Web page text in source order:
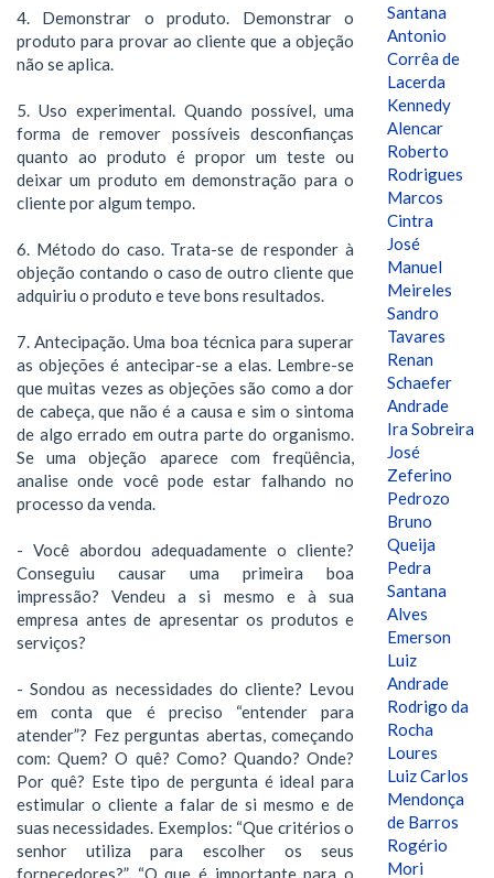
4. Demonstrar o produto. Demonstrar o
produto para provar ao cliente que a objeção
não se aplica.
5. Uso experimental. Quando possível, uma
forma de remover possíveis desconfianças
quanto ao produto é propor um teste ou
deixar um produto em demonstração para o
cliente por algum tempo.
6. Método do caso. Trata-se de responder à
objeção contando o caso de outro cliente que
adquiriu o produto e teve bons resultados.
7. Antecipação. Uma boa técnica para superar
as objeções é antecipar-se a elas. Lembre-se
que muitas vezes as objeções são como a dor
de cabeça, que não é a causa e sim o sintoma
de algo errado em outra parte do organismo.
Se uma objeção aparece com freqüência,
analise onde você pode estar falhando no
processo da venda.
- Você abordou adequadamente o cliente?
Conseguiu causar uma primeira boa
impressão? Vendeu a si mesmo e à sua
empresa antes de apresentar os produtos e
serviços?
- Sondou as necessidades do cliente? Levou
em conta que é preciso “entender para
atender”? Fez perguntas abertas, começando
com: Quem? O quê? Como? Quando? Onde?
Por quê? Este tipo de pergunta é ideal para
estimular o cliente a falar de si mesmo e de
suas necessidades. Exemplos: “Que critérios o
senhor utiliza para escolher os seus
fornecedores?”, “O que é importante para o
Santana
Antonio
Corrêa de
Lacerda
Kennedy
Alencar
Roberto
Rodrigues
Marcos
Cintra
José
Manuel
Meireles
Sandro
Tavares
Renan
Schaefer
Andrade
Ira Sobreira
José
Zeferino
Pedrozo
Bruno
Queija
Pedra
Santana
Alves
Emerson
Luiz
Andrade
Rodrigo da
Rocha
Loures
Luiz Carlos
Mendonça
de Barros
Rogério
Mori